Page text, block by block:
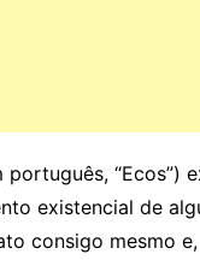
português, “Ecos”)
existencial de
consigo mesmo